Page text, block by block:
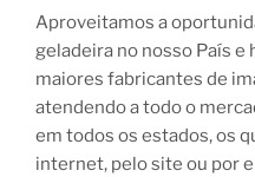
Aproveitamos a
geladeira no nosso País
maiores fabricantes de
atendendo a todo o
em todos os estados, os
internet, pelo site ou por